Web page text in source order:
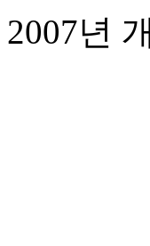
2007년